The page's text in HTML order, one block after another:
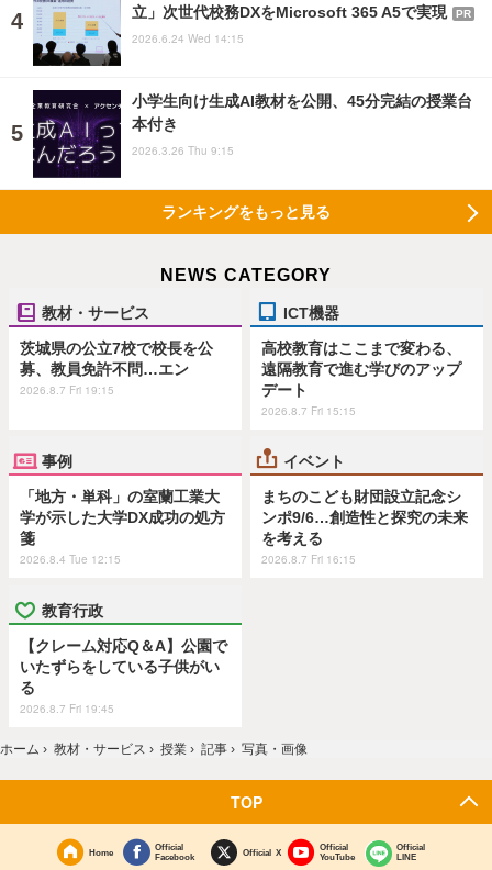
立」次世代校務DXをMicrosoft 365 A5で実現
PR
2026.6.24 Wed 14:15
小学生向け生成AI教材を公開、45分完結の授業台
本付き
2026.3.26 Thu 9:15
ランキングをもっと見る
NEWS CATEGORY
教材・サービス
茨城県の公立7校で校長を公
募、教員免許不問…エン
2026.8.7 Fri 19:15
ICT機器
高校教育はここまで変わる、
遠隔教育で進む学びのアップ
デート
2026.8.7 Fri 15:15
事例
「地方・単科」の室蘭工業大
学が示した大学DX成功の処方
箋
2026.8.4 Tue 12:15
イベント
まちのこども財団設立記念シ
ンポ9/6…創造性と探究の未来
を考える
2026.8.7 Fri 16:15
教育行政
【クレーム対応Q＆A】公園で
いたずらをしている子供がい
る
2026.8.7 Fri 19:45
ホーム › 教材・サービス › 授業 › 記事 › 写真・画像
TOP
Home
Official
Facebook
Official X
Official
YouTube
Official
LINE